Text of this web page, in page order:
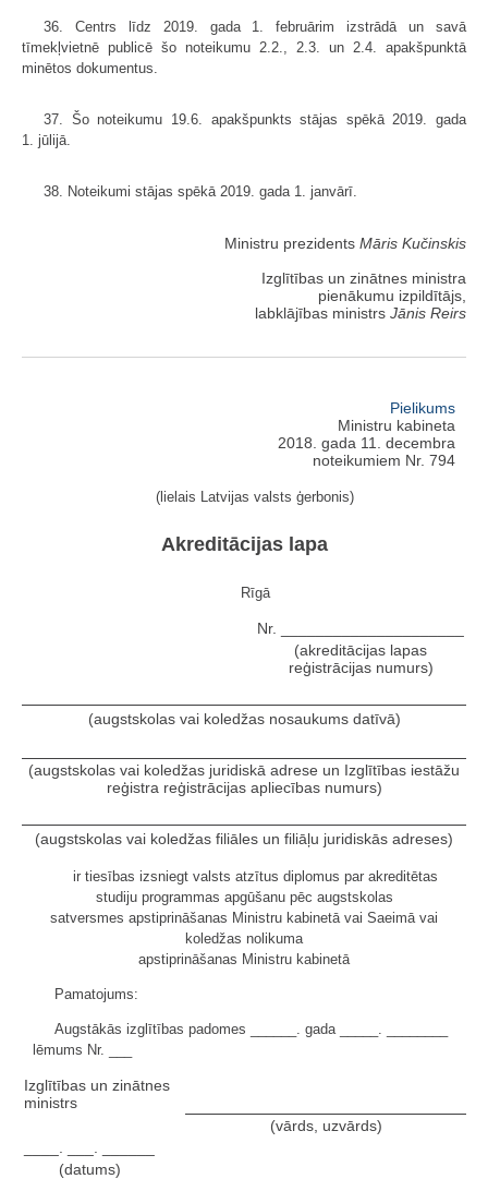
36. Centrs līdz 2019. gada 1. februārim izstrādā un savā
tīmekļvietnē publicē šo noteikumu 2.2., 2.3. un 2.4. apakšpunktā
minētos dokumentus.
37. Šo noteikumu 19.6. apakšpunkts stājas spēkā 2019. gada
1. jūlijā.
38. Noteikumi stājas spēkā 2019. gada 1. janvārī.
Ministru prezidents Māris Kučinskis
Izglītības un zinātnes ministra
pienākumu izpildītājs,
labklājības ministrs Jānis Reirs
Pielikums
Ministru kabineta
2018. gada 11. decembra
noteikumiem Nr. 794
(lielais Latvijas valsts ģerbonis)
Akreditācijas lapa
Rīgā
Nr. _____________________
(akreditācijas lapas
reģistrācijas numurs)
(augstskolas vai koledžas nosaukums datīvā)
(augstskolas vai koledžas juridiskā adrese un Izglītības iestāžu
reģistra reģistrācijas apliecības numurs)
(augstskolas vai koledžas filiāles un filiāļu juridiskās adreses)
ir tiesības izsniegt valsts atzītus diplomus par akreditētas
studiju programmas apgūšanu pēc augstskolas
satversmes apstiprināšanas Ministru kabinetā vai Saeimā vai
koledžas nolikuma
apstiprināšanas Ministru kabinetā
Pamatojums:
Augstākās izglītības padomes ______. gada _____. ________
lēmums Nr. ___
Izglītības un zinātnes
ministrs
(vārds, uzvārds)
(datums)